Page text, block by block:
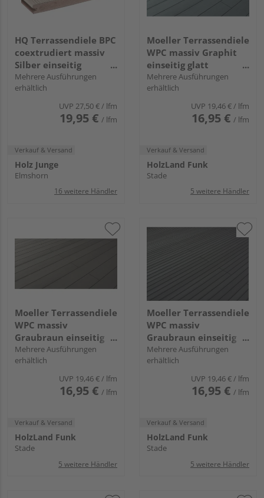
HQ Terrassendiele BPC
coextrudiert massiv
Silber einseitig
Holzstruktur,
längsseitige Nut, Tura -
23 x 190 mm
Mehrere Ausführungen
erhältlich
UVP 27,50 €/ lfm
19,95 € / lfm
Verkauf & Versand
Holz Junge
Elmshorn
16 weitere Händler
Moeller Terrassendiele
WPC massiv Graphit
einseitig glatt
Terrafina massiv - 21 x
146 mm
Mehrere Ausführungen
erhältlich
UVP 19,46 €/ lfm
16,95 € / lfm
Verkauf & Versand
HolzLand Funk
Stade
5 weitere Händler
Moeller Terrassendiele
WPC massiv
Graubraun einseitig
glatt Terrafina massiv
- 21 x 146 mm
Mehrere Ausführungen
erhältlich
UVP 19,46 €/ lfm
16,95 € / lfm
Verkauf & Versand
HolzLand Funk
Stade
5 weitere Händler
Moeller Terrassendiele
WPC massiv
Graubraun einseitig
genutet Terrafina
massiv - 21 x 146 mm
Mehrere Ausführungen
erhältlich
UVP 19,46 €/ lfm
16,95 € / lfm
Verkauf & Versand
HolzLand Funk
Stade
5 weitere Händler